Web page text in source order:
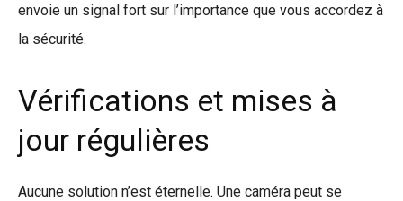
envoie un signal fort sur l’importance que vous accordez à
la sécurité.
Vérifications et mises à
jour régulières
Aucune solution n’est éternelle. Une caméra peut se